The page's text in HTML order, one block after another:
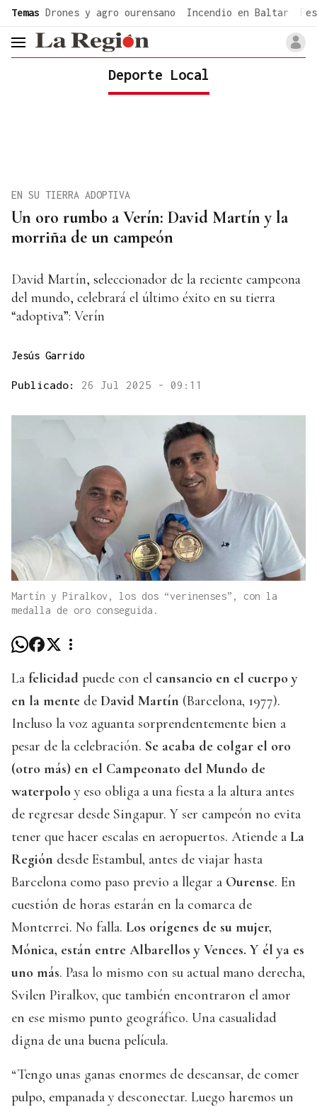
Temas Drones y agro ourensano Incendio en Baltar
header.menu.open
Deporte Local
Un oro rumbo a Verín: David Martín y la
morriña de un campeón
EN SU TIERRA ADOPTIVA
David Martín, seleccionador de la reciente campeona
del mundo, celebrará el último éxito en su tierra
“adoptiva”: Verín
Jesús Garrido
Publicado: 26 Jul 2025 - 09:11
Martín y Piralkov, los dos “verinenses”, con la
medalla de oro conseguida.
La felicidad puede con el cansancio en el cuerpo y
en la mente de David Martín (Barcelona, 1977).
Incluso la voz aguanta sorprendentemente bien a
pesar de la celebración. Se acaba de colgar el oro
(otro más) en el Campeonato del Mundo de
waterpolo y eso obliga a una fiesta a la altura antes
de regresar desde Singapur. Y ser campeón no evita
tener que hacer escalas en aeropuertos. Atiende a La
Región desde Estambul, antes de viajar hasta
Barcelona como paso previo a llegar a Ourense. En
cuestión de horas estarán en la comarca de
Monterrei. No falla. Los orígenes de su mujer,
Mónica, están entre Albarellos y Vences. Y él ya es
uno más. Pasa lo mismo con su actual mano derecha,
Svilen Piralkov, que también encontraron el amor
en ese mismo punto geográfico. Una casualidad
digna de una buena película.
“Tengo unas ganas enormes de descansar, de comer
pulpo, empanada y desconectar. Luego haremos un